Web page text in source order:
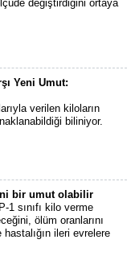
değiştirdiğini ortaya
Yeni Umut:
verilen kiloların
biliniyor.
bir umut olabilir
1 sınıfı kilo verme
ölüm oranlarını
ileri evrelere